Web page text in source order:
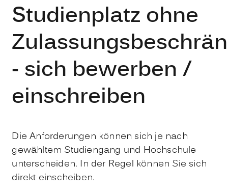
Studienplatz ohne
- sich bewerben /
einschreiben
Die Anforderungen können sich je nach
gewähltem Studiengang und Hochschule
unterscheiden. In der Regel können Sie sich
direkt einscheiben.